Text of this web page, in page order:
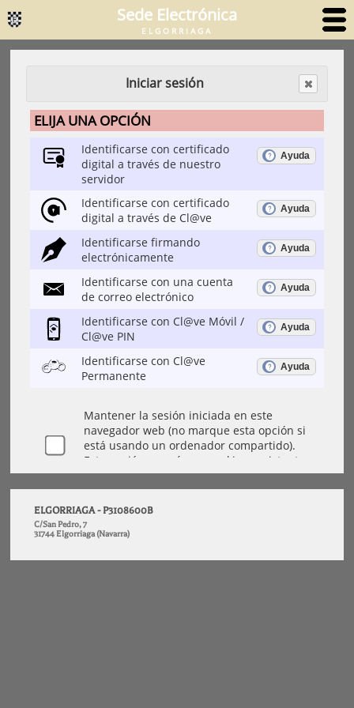
Sede Electrónica
ELGORRIAGA
Iniciar sesión
ELGORRIAGA - P3108600B
C/San Pedro, 7
31744 Elgorriaga (Navarra)